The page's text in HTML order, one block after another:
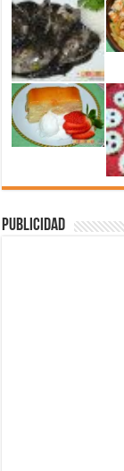
Publicidad